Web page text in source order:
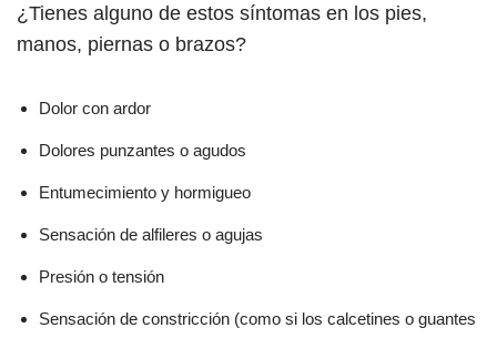
¿Tienes alguno de estos síntomas en los pies,
manos, piernas o brazos?
Dolor con ardor
Dolores punzantes o agudos
Entumecimiento y hormigueo
Sensación de alfileres o agujas
Presión o tensión
Sensación de constricción (como si los calcetines o guantes